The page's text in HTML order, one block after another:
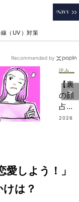
（UV）対策
【裏
の顔
占
い】
の運
2026
Recommended by
愛しよう！」
は？